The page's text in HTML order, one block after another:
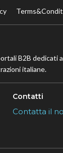
B2B dedicati
italiane.
Contatti
Contatta il